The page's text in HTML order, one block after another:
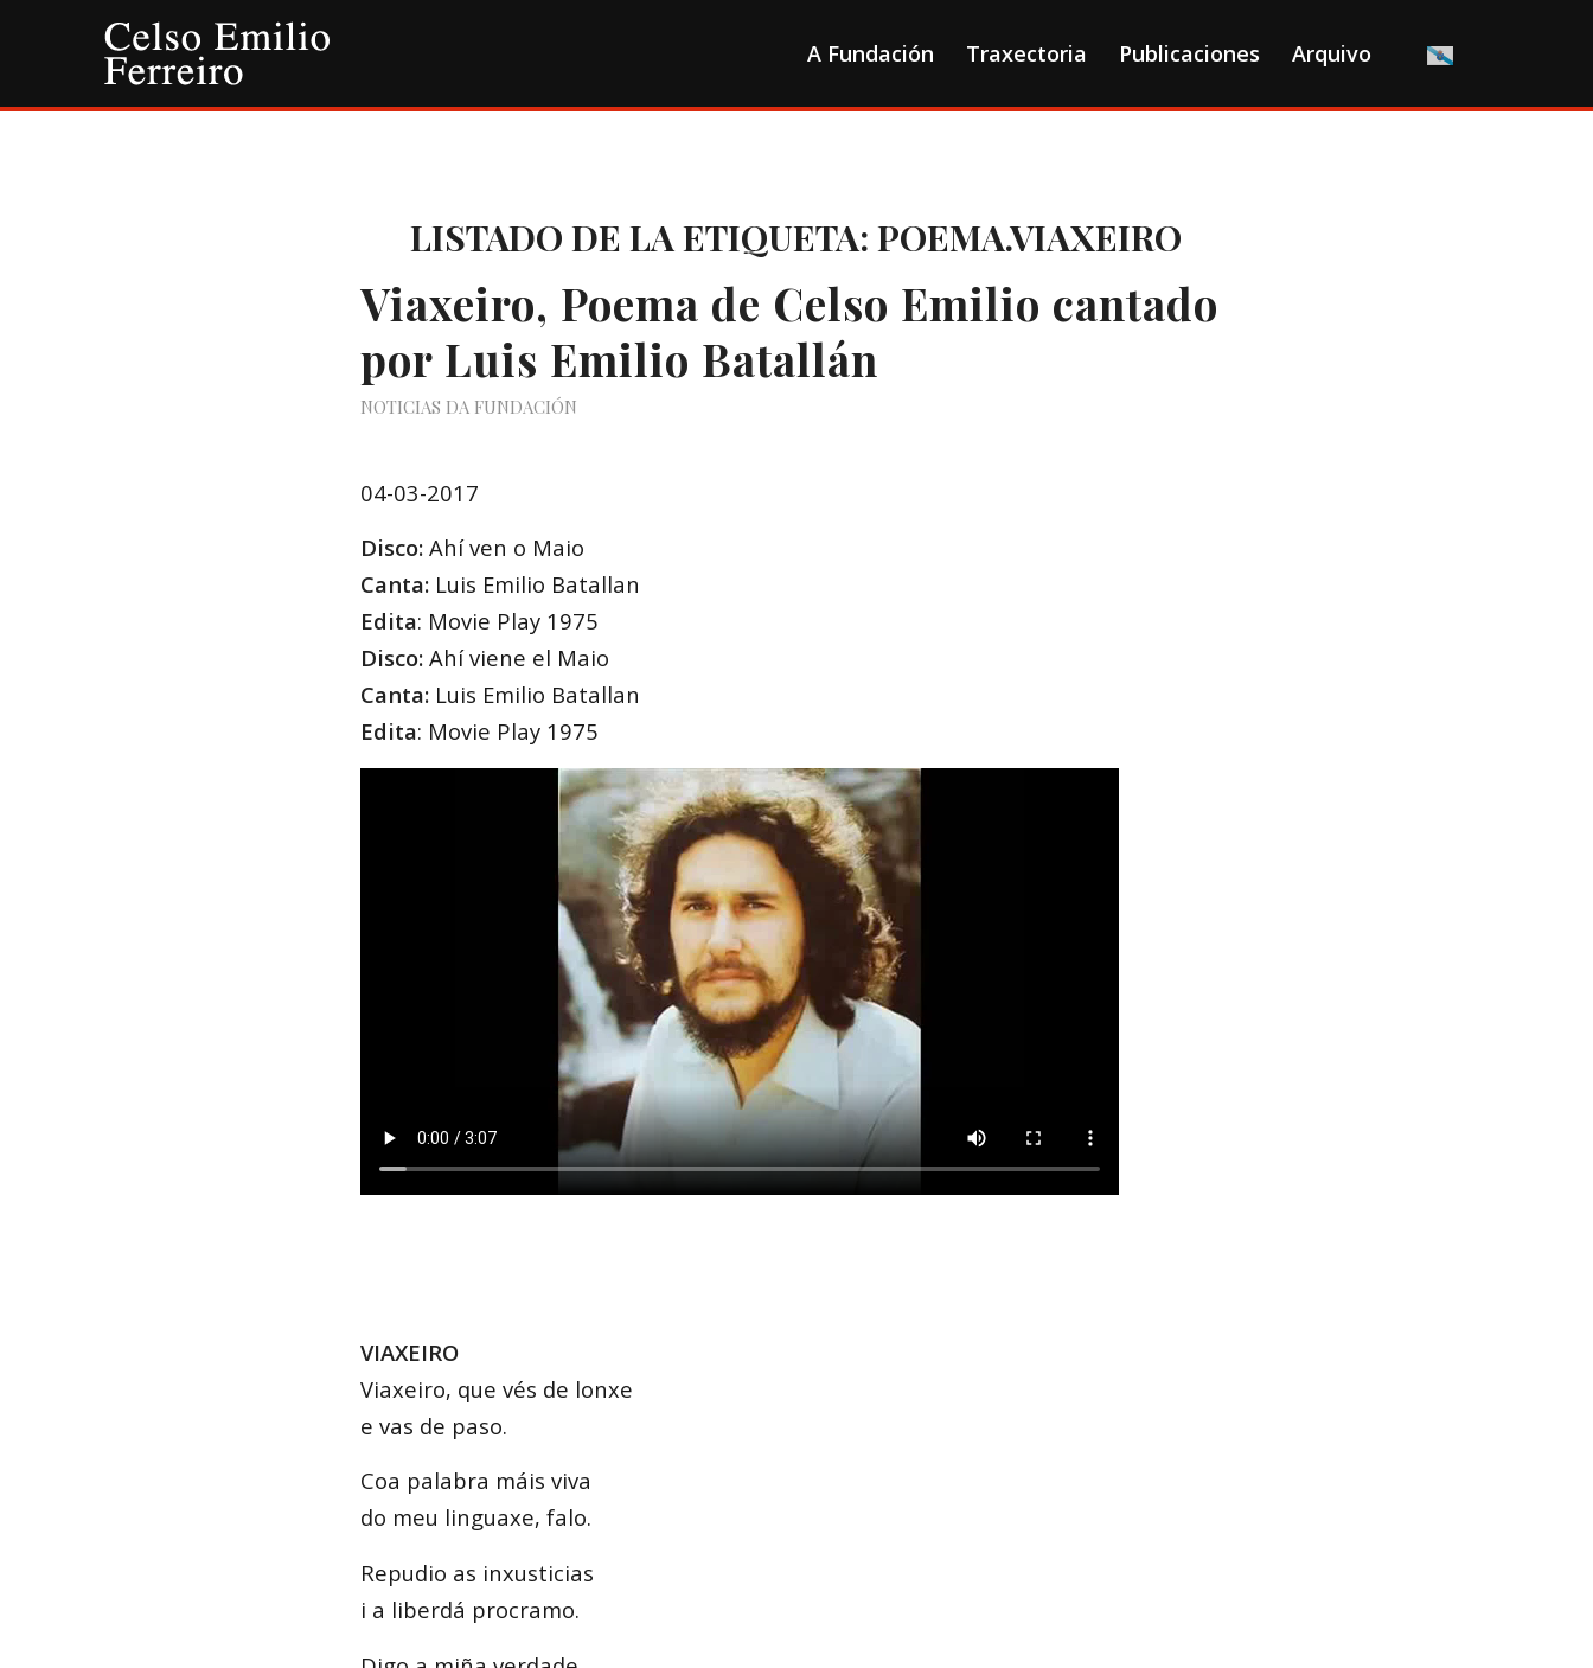
A Fundación Traxectoria Publicaciones Arquivo
LISTADO DE LA ETIQUETA:POEMA.VIAXEIRO
Viaxeiro, Poema de Celso Emilio cantado
por Luis Emilio Batallán
NOTICIAS DA FUNDACIÓN
04-03-2017
Disco:Ahí ven o Maio
Canta:Luis Emilio Batallan
Edita: Movie Play 1975
Disco:Ahí viene el Maio
Canta:Luis Emilio Batallan
Edita: Movie Play 1975
VIAXEIRO
Viaxeiro, que vés de lonxe
e vas de paso.
Coa palabra máis viva
do meu linguaxe, falo.
Repudio as inxusticias
i a liberdá procramo.